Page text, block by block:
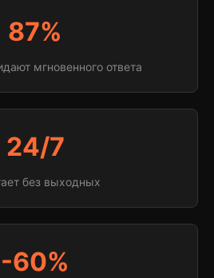
87%
мгновенного ответа
24/7
без выходных
-60%